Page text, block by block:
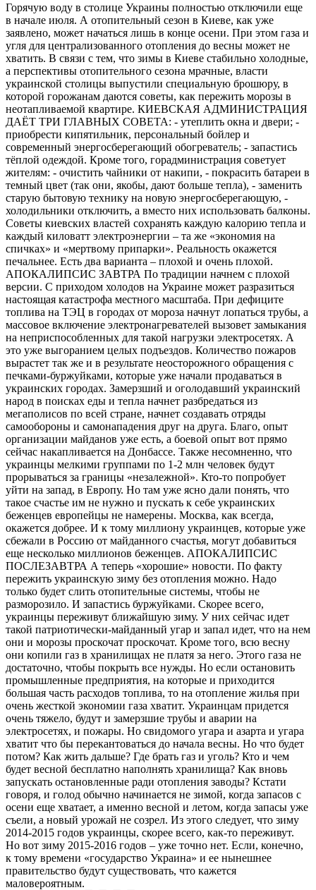
Горячую воду в столице Украины полностью отключили еще
в начале июля. А отопительный сезон в Киеве, как уже
заявлено, может начаться лишь в конце осени. При этом газа и
угля для централизованного отопления до весны может не
хватить. В связи с тем, что зимы в Киеве стабильно холодные,
а перспективы отопительного сезона мрачные, власти
украинской столицы выпустили специальную брошюру, в
которой горожанам даются советы, как пережить морозы в
неотапливаемой квартире. КИЕВСКАЯ АДМИНИСТРАЦИЯ
ДАЁТ ТРИ ГЛАВНЫХ СОВЕТА: - утеплить окна и двери; -
приобрести кипятильник, персональный бойлер и
современный энергосберегающий обогреватель; - запастись
тёплой одеждой. Кроме того, горадминистрация советует
жителям: - очистить чайники от накипи, - покрасить батареи в
темный цвет (так они, якобы, дают больше тепла), - заменить
старую бытовую технику на новую энергосберегающую, -
холодильники отключить, а вместо них использовать балконы.
Советы киевских властей сохранять каждую калорию тепла и
каждый киловатт электроэнергии – та же «экономия на
спичках» и «мертвому припарки». Реальность окажется
печальнее. Есть два варианта – плохой и очень плохой.
АПОКАЛИПСИС ЗАВТРА По традиции начнем с плохой
версии. С приходом холодов на Украине может разразиться
настоящая катастрофа местного масштаба. При дефиците
топлива на ТЭЦ в городах от мороза начнут лопаться трубы, а
массовое включение электронагревателей вызовет замыкания
на неприспособленных для такой нагрузки электросетях. А
это уже выгоранием целых подъездов. Количество пожаров
вырастет так же и в результате неосторожного обращения с
печками-буржуйками, которые уже начали продаваться в
украинских городах. Замерзший и оголодавший украинский
народ в поисках еды и тепла начнет разбредаться из
мегаполисов по всей стране, начнет создавать отряды
самообороны и самонападения друг на друга. Благо, опыт
организации майданов уже есть, а боевой опыт вот прямо
сейчас накапливается на Донбассе. Также несомненно, что
украинцы мелкими группами по 1-2 млн человек будут
прорываться за границы «незалежной». Кто-то попробует
уйти на запад, в Европу. Но там уже ясно дали понять, что
такое счастье им не нужно и пускать к себе украинских
беженцев европейцы не намерены. Москва, как всегда,
окажется добрее. И к тому миллиону украинцев, которые уже
сбежали в Россию от майданного счастья, могут добавиться
еще несколько миллионов беженцев. АПОКАЛИПСИС
ПОСЛЕЗАВТРА А теперь «хорошие» новости. По факту
пережить украинскую зиму без отопления можно. Надо
только будет слить отопительные системы, чтобы не
разморозило. И запастись буржуйками. Скорее всего,
украинцы переживут ближайшую зиму. У них сейчас идет
такой патриотически-майданный угар и запал идет, что на нем
они и морозы проскочат проскочат. Кроме того, всю весну
они копили газ в хранилищах не платя за него. Этого газа не
достаточно, чтобы покрыть все нужды. Но если остановить
промышленные предприятия, на которые и приходится
большая часть расходов топлива, то на отопление жилья при
очень жесткой экономии газа хватит. Украинцам придется
очень тяжело, будут и замерзшие трубы и аварии на
электросетях, и пожары. Но свидомого угара и азарта и угара
хватит что бы перекантоваться до начала весны. Но что будет
потом? Как жить дальше? Где брать газ и уголь? Кто и чем
будет весной бесплатно наполнять хранилища? Как вновь
запускать остановленные ради отопления заводы? Кстати
говоря, и голод обычно начинается не зимой, когда запасов с
осени еще хватает, а именно весной и летом, когда запасы уже
съели, а новый урожай не созрел. Из этого следует, что зиму
2014-2015 годов украинцы, скорее всего, как-то переживут.
Но вот зиму 2015-2016 годов – уже точно нет. Если, конечно,
к тому времени «государство Украина» и ее нынешнее
правительство будут существовать, что кажется
маловероятным.